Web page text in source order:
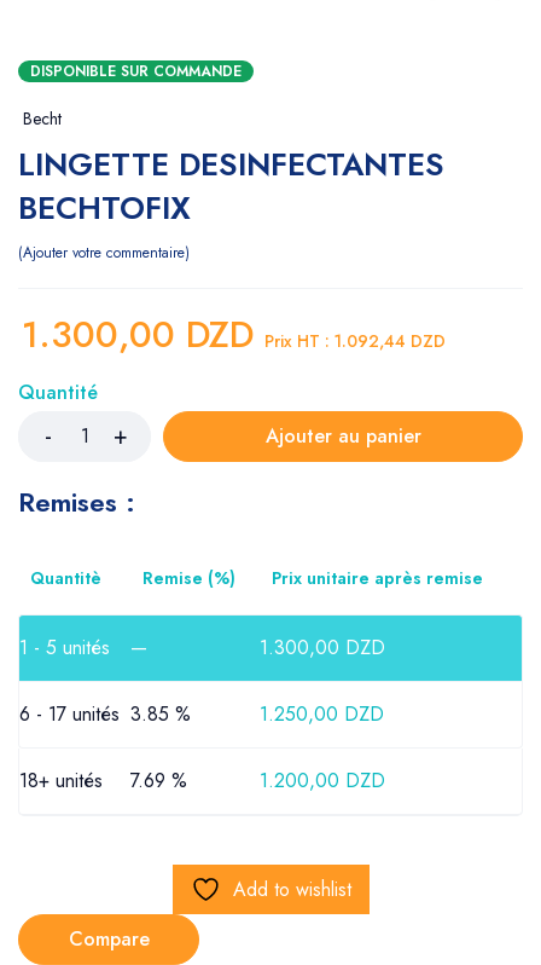
DISPONIBLE SUR COMMANDE
Becht
LINGETTE DESINFECTANTES
BECHTOFIX
Ajouter votre commentaire
1.300,00 DZD Prix HT : 1.092,44 DZD
Quantité
Ajouter au panier
Remises :
Quantitè Remise (%) Prix unitaire après remise
1 - 5 unités — 1.300,00 DZD
6 - 17 unités 3.85 % 1.250,00 DZD
18+ unités 7.69 % 1.200,00 DZD
Add to wishlist
Compare